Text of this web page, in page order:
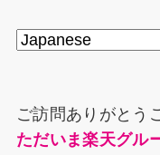
ご訪問ありがとう
ただいま楽天グル